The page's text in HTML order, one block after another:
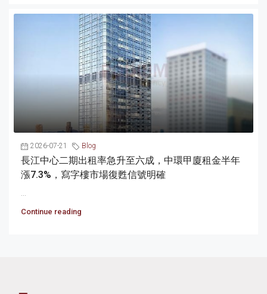
2026-07-21 Blog
長江中心二期出租率急升至六成，中環甲廈租金半年
漲7.3%，寫字樓市場復甦信號明確
...
Continue reading